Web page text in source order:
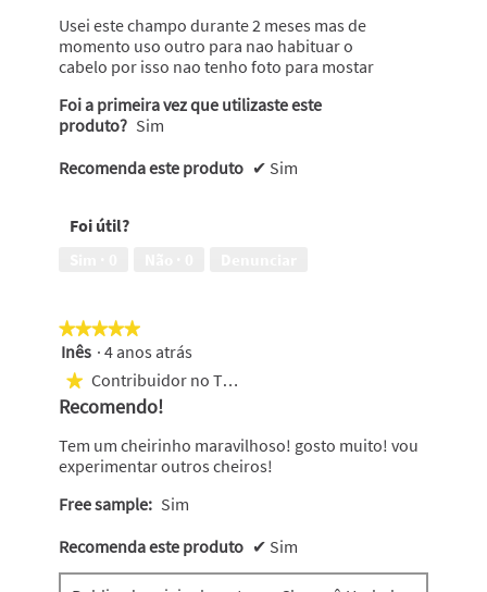
estrelas.
Usei este champo durante 2 meses mas de
momento uso outro para nao habituar o
cabelo por isso nao tenho foto para mostar
Foi a primeira vez que utilizaste este
produto? Sim
Recomenda este produto ✔ Sim
Foi útil?
★★★★★
★★★★★
5
em
estrelas.
Inês · 4 anos atrás
★ Contribuidor no Top 250
Recomendo!
Tem um cheirinho maravilhoso! gosto muito! vou
experimentar outros cheiros!
Free sample: Sim
Recomenda este produto ✔ Sim